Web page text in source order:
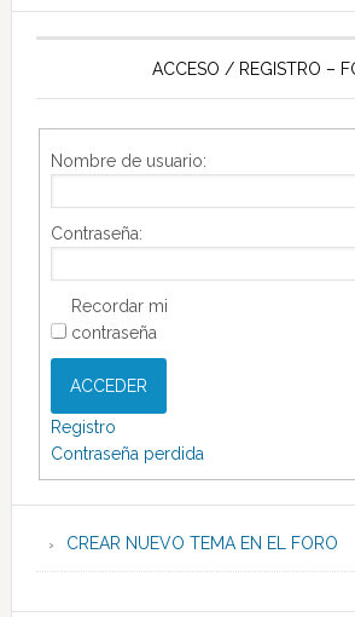
ACCESO / REGISTRO –
Nombre de usuario:
Contraseña:
Recordar mi
contraseña
ACCEDER
Registro
Contraseña perdida
CREAR NUEVO TEMA EN EL FORO